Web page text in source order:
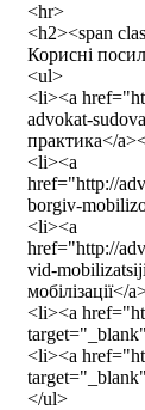
<hr>
<h2><span
Корисні
<ul>
<li><a
advokat-
практика</
<li><a
href="http://
borgiv-
<li><a
href="http://
vid-
мобілізації</
<li><a
<li><a
</ul>